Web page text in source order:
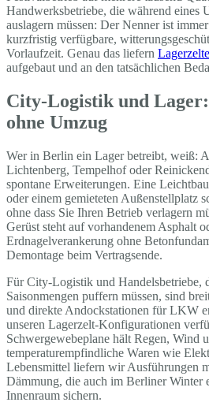
Handwerksbetriebe, die während eines
auslagern müssen: Der Nenner ist
kurzfristig verfügbare,
Vorlaufzeit. Genau das liefern
aufgebaut und an den tatsächlichen
City-Logistik und
ohne Umzug
Wer in Berlin ein Lager betreibt, weiß:
Lichtenberg, Tempelhof oder
spontane Erweiterungen. Eine
oder einem gemieteten Außenstellplatz
ohne dass Sie Ihren Betrieb verlagern
Gerüst steht auf vorhandenem Asphalt
Erdnagelverankerung ohne
Demontage beim Vertragsende.
Für City-Logistik und Handelsbetriebe,
Saisonmengen puffern müssen, sind
und direkte Andockstationen für LKW
unseren Lagerzelt-Konfigurationen
Schwergewebeplane hält Regen, Wind
temperaturempfindliche Waren wie
Lebensmittel liefern wir Ausführungen
Dämmung, die auch im Berliner Winter
Innenraum sichern.